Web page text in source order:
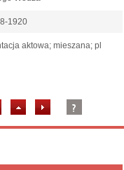
1920
aktowa; mieszana; pl